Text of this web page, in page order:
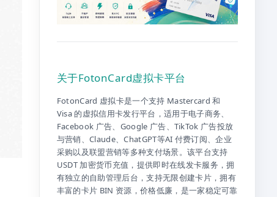
关于FotonCard虚拟卡平台
FotonCard 虚拟卡是一个支持 Mastercard 和
Visa 的虚拟信用卡发行平台，适用于电子商务、
Facebook 广告、Google 广告、TikTok 广告投放
与营销、Claude、ChatGPT等AI 付费订阅、企业
采购以及联盟营销等多种支付场景。该平台支持
USDT 加密货币充值，提供即时在线发卡服务，拥
有独立的自助管理后台，支持无限创建卡片，拥有
丰富的卡片 BIN 资源，价格低廉，是一家稳定可靠